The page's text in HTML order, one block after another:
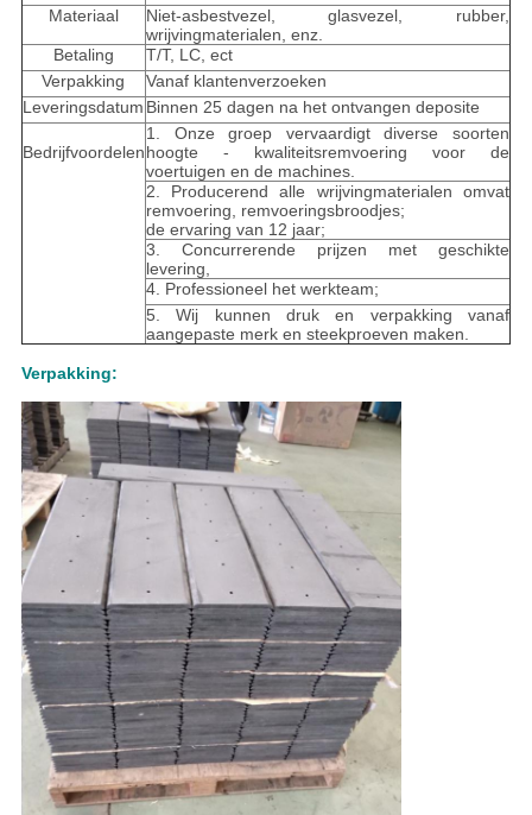
Materiaal
Niet-asbestvezel, glasvezel, rubber,
wrijvingmaterialen, enz.
Betaling
T/T, LC, ect
Verpakking
Vanaf klantenverzoeken
Leveringsdatum Binnen 25 dagen na het ontvangen deposite
Bedrijfvoordelen
1. Onze groep vervaardigt diverse soorten
hoogte - kwaliteitsremvoering voor de
voertuigen en de machines.
2. Producerend alle wrijvingmaterialen omvat
remvoering, remvoeringsbroodjes;
de ervaring van 12 jaar;
3. Concurrerende prijzen met geschikte
levering,
4. Professioneel het werkteam;
5. Wij kunnen druk en verpakking vanaf
aangepaste merk en steekproeven maken.
Verpakking: